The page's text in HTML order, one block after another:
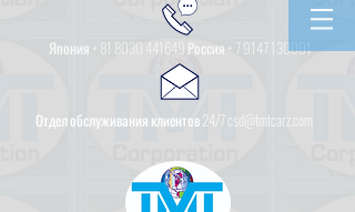
Япония + 81 8030 441649 Россия + 7 9147 130001
Отдел обслуживания клиентов 24/7 csd@tmtcarz.com